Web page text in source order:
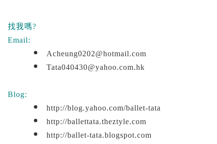
找我嗎?
Email:
Acheung0202@hotmail.com
Tata040430@yahoo.com.hk
Blog:
http://blog.yahoo.com/ballet-tata
http://ballettata.theztyle.com
http://ballet-tata.blogspot.com